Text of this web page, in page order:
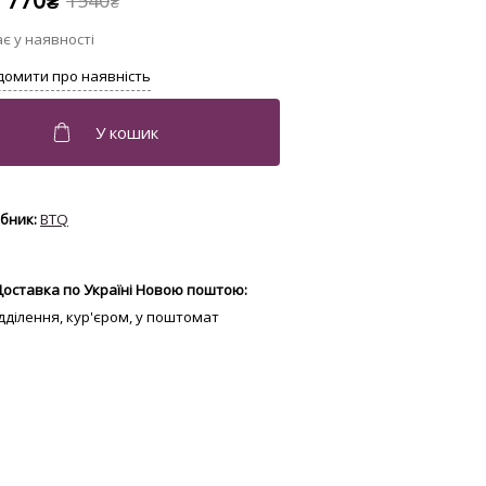
BTQ
по Україні Новою поштою:
кур'єром, у поштомат